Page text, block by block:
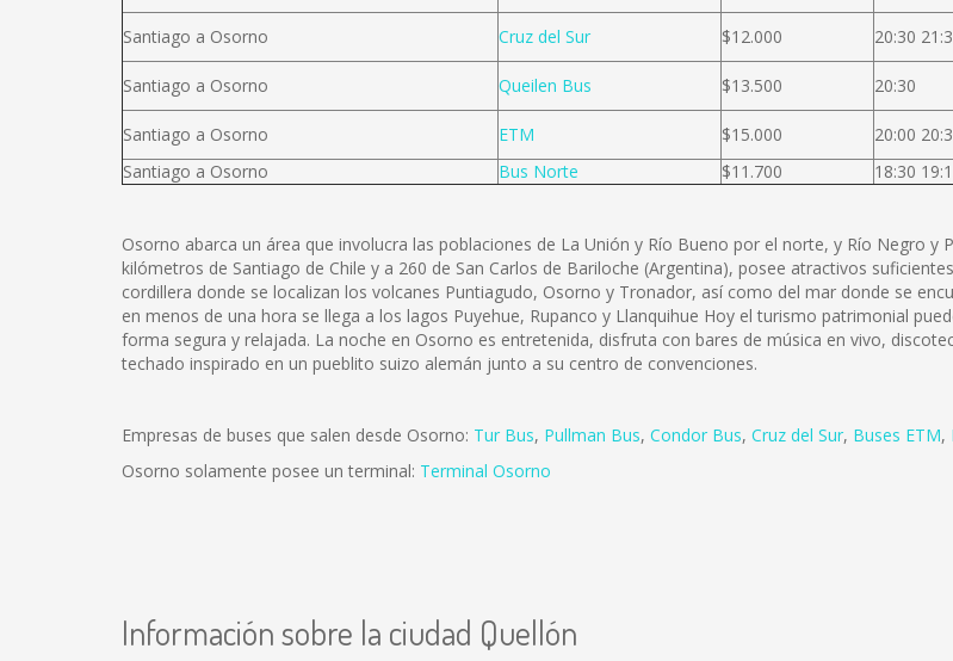
Santiago a Osorno Cruz del Sur $12.000 20:30
Santiago a Osorno Queilen Bus $13.500 20:30
Santiago a Osorno ETM $15.000
20:00
Santiago a Osorno
Bus Norte $11.700 18:30
Osorno abarca un área que involucra las poblaciones de La Unión y Río Bueno por el norte, y Río Negro y
kilómetros de Santiago de Chile y a 260 de San Carlos de Bariloche (Argentina), posee atractivos
cordillera donde se localizan los volcanes Puntiagudo, Osorno y Tronador, así como del mar donde se
en menos de una hora se llega a los lagos Puyehue, Rupanco y Llanquihue Hoy el turismo patrimonial
forma segura y relajada. La noche en Osorno es entretenida, disfruta con bares de música en vivo,
techado inspirado en un pueblito suizo alemán junto a su centro de convenciones.
Empresas de buses que salen desde Osorno: Tur Bus, Pullman Bus, Condor Bus, Cruz del Sur, Buses ETM,
Osorno solamente posee un terminal: Terminal Osorno
Información sobre la ciudad Quellón